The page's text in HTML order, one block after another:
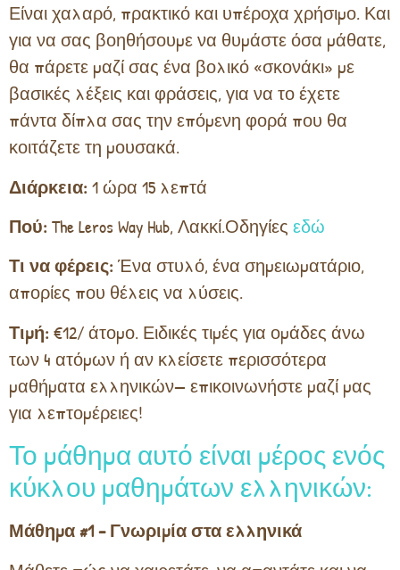
Είναι χαλαρό, πρακτικό και υπέροχα χρήσιμο. Και
για να σας βοηθήσουμε να θυμάστε όσα μάθατε,
θα πάρετε μαζί σας ένα βολικό «σκονάκι» με
βασικές λέξεις και φράσεις, για να το έχετε
πάντα δίπλα σας την επόμενη φορά που θα
κοιτάζετε τη μουσακά.
Διάρκεια: 1 ώρα 15 λεπτά
Πού: The Leros Way Hub, Λακκί.Οδηγίες εδώ
Τι να φέρεις: Ένα στυλό, ένα σημειωματάριο,
απορίες που θέλεις να λύσεις.
Τιμή: €12/ άτομο. Ειδικές τιμές για ομάδες άνω
των 4 ατόμων ή αν κλείσετε περισσότερα
μαθήματα ελληνικών— επικοινωνήστε μαζί μας
για λεπτομέρειες!
Το μάθημα αυτό είναι μέρος ενός
κύκλου μαθημάτων ελληνικών:
Μάθημα #1 – Γνωριμία στα ελληνικά